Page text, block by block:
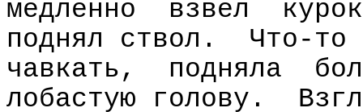
медленно
взвел
поднял ствол.
Что-то
чавкать,
подняла
лобастую голову.